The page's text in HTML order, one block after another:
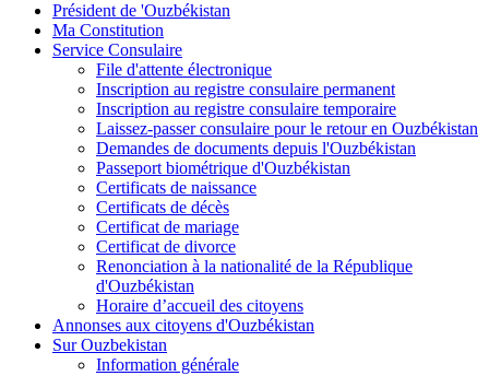
Président de 'Ouzbékistan
Ma Constitution
Service Consulaire
File d'attente électronique
Inscription au registre consulaire permanent
Inscription au registre consulaire temporaire
Laissez-passer consulaire pour le retour en Ouzbékistan
Demandes de documents depuis l'Ouzbékistan
Passeport biométrique d'Ouzbékistan
Certificats de naissance
Certificats de décès
Certificat de mariage
Certificat de divorce
Renonciation à la nationalité de la République
d'Ouzbékistan
Horaire d’accueil des citoyens
Annonses aux citoyens d'Ouzbékistan
Sur Ouzbekistan
Information générale